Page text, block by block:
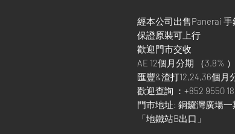
經本公司出售Panerai 手
保證原裝可上行
歡迎門市交收
AE 12個月分期 （3.8%
匯豐&渣打12,24,36個月
歡迎查詢 ：+852 9550
門市地址: 銅鑼灣廣場一
「地鐵站B出口」